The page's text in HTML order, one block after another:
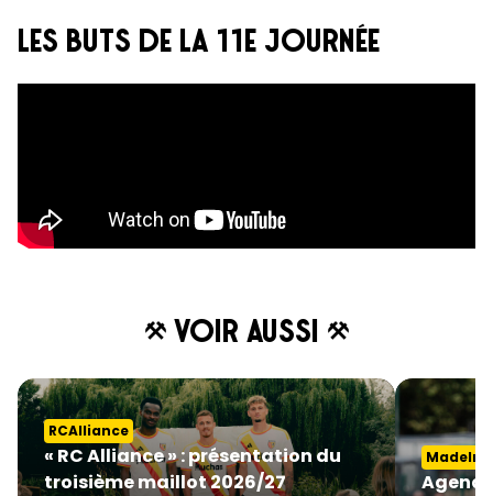
les buts de la 11e journée
Voir aussi
RCAlliance
« RC Alliance » : présentation du
troisième maillot 2026/27